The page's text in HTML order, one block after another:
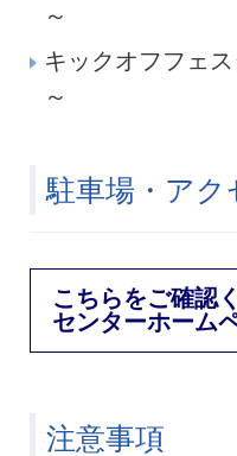
～
キックオフフェ
～
駐車場・アク
こちらをご確認
センターホーム
注意事項